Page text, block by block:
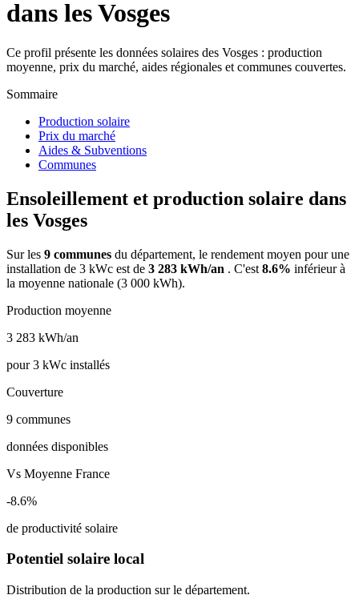
dans les Vosges
Ce profil présente les données solaires des Vosges : production
moyenne, prix du marché, aides régionales et communes couvertes.
Sommaire
Production solaire
Prix du marché
Aides & Subventions
Communes
Ensoleillement et production solaire dans
les Vosges
Sur les 9 communes du département, le rendement moyen pour une
installation de 3 kWc est de 3 283 kWh/an . C'est 8.6% inférieur à
la moyenne nationale (3 000 kWh).
Production moyenne
3 283 kWh/an
pour 3 kWc installés
Couverture
9 communes
données disponibles
Vs Moyenne France
-8.6%
de productivité solaire
Potentiel solaire local
Distribution de la production sur le département.